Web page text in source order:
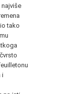
tako
i